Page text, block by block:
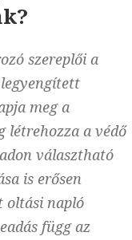
szereplői a
meg a
létrehozza a védő
választható
is erősen
oltási napló
függ az